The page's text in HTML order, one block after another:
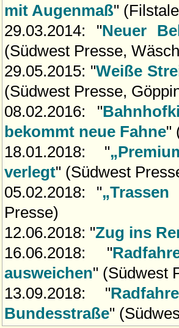
mit Augenmaß"
29.03.2014: "Neuer
(Südwest Presse,
29.05.2015: "Weiße
(Südwest Presse,
08.02.2016: "
bekommt neue Fahne"
18.01.2018: "
verlegt" (Südwest
05.02.2018: "
Presse)
12.06.2018: "Zug ins
16.06.2018: "
ausweichen" (Südwest
13.09.2018: "
Bundesstraße"